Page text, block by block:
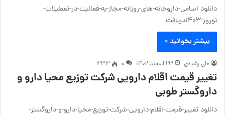
دانلود اسامی-داروخانه-های-روزانه-مجاز-به-فعالیت-در-تعطیلات-
نوروز-۱۴۰۳دریافت
بیشتر بخوانید »
علی رشیدی ۲۳ اسفند ۱۴۰۲ ۰ 333
تغییر قیمت اقلام دارویی شرکت توزیع محیا دارو و
داروگستر طوبی
دانلود تغییر-قیمت-اقلام-دارویی-شرکت-توزیع-محیا-دارو-و-داروگستر-